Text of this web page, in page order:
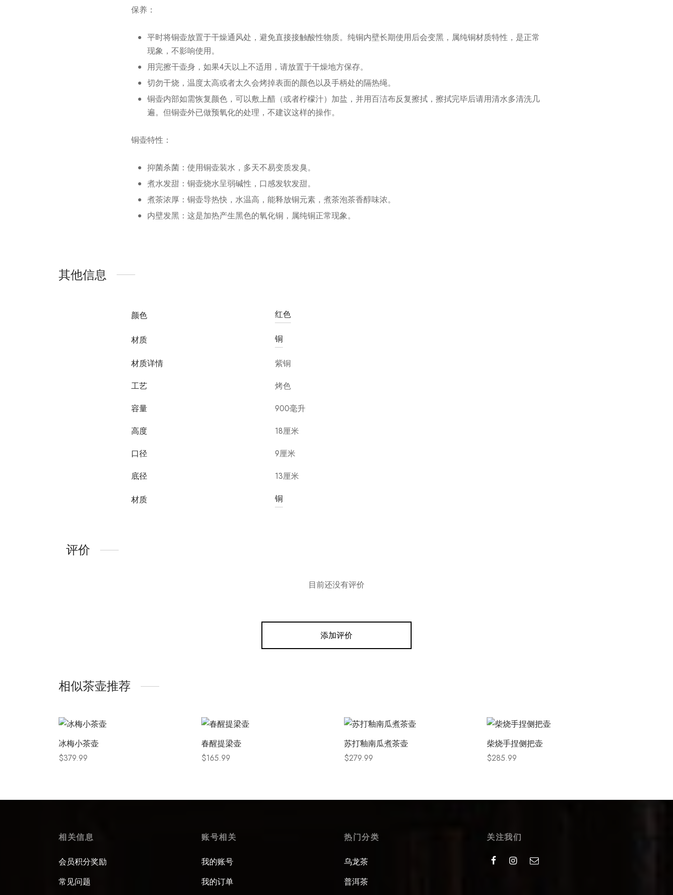
保养：
平时将铜壶放置于干燥通风处，避免直接接触酸性物质。纯铜内壁长期使用后会变黑，属纯铜材质特性，是正常
现象，不影响使用。
用完擦干壶身，如果4天以上不适用，请放置于干燥地方保存。
切勿干烧，温度太高或者太久会烤掉表面的颜色以及手柄处的隔热绳。
铜壶内部如需恢复颜色，可以敷上醋（或者柠檬汁）加盐，并用百洁布反复擦拭，擦拭完毕后请用清水多清洗几
遍。但铜壶外已做预氧化的处理，不建议这样的操作。
铜壶特性：
抑菌杀菌：使用铜壶装水，多天不易变质发臭。
煮水发甜：铜壶烧水呈弱碱性，口感发软发甜。
煮茶浓厚：铜壶导热快，水温高，能释放铜元素，煮茶泡茶香醇味浓。
内壁发黑：这是加热产生黑色的氧化铜，属纯铜正常现象。
其他信息
颜色 红色
材质 铜
材质详情
紫铜
工艺
烤色
容量
900毫升
高度
18厘米
口径
9厘米
底径
13厘米
材质 铜
评价
目前还没有评价
添加评价
相似茶壶推荐
冰梅小茶壶
$379.99
春醒提梁壶
$165.99
苏打釉南瓜煮茶壶
$279.99
柴烧手捏侧把壶
$285.99
相关信息
会员积分奖励
常见问题
账号相关
我的账号
我的订单
热门分类
乌龙茶
普洱茶
关注我们